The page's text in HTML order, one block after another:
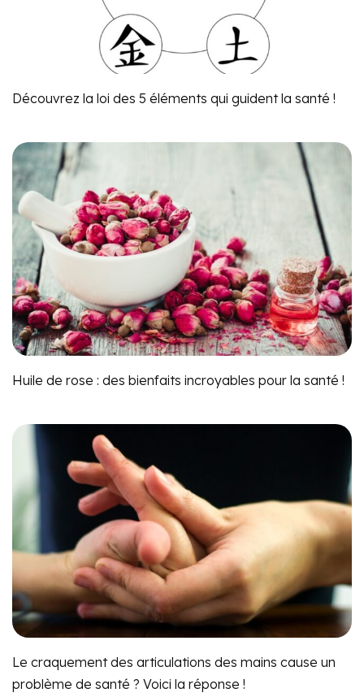
Découvrez la loi des 5 éléments qui guident la santé !
Huile de rose : des bienfaits incroyables pour la santé !
Le craquement des articulations des mains cause un
problème de santé ? Voici la réponse !